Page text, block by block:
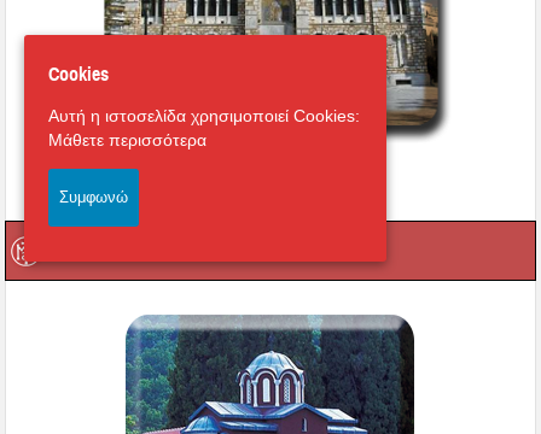
Cookies
Αυτή η ιστοσελίδα χρησιμοποιεί Cookies:
Μάθετε περισσότερα
Συμφωνώ